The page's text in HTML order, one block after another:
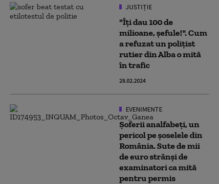
JUSTIȚIE
"Îți dau 100 de
milioane, șefule!". Cum
a refuzat un polițist
rutier din Alba o mită
în trafic
28.02.2024
EVENIMENTE
Șoferii analfabeți, un
pericol pe șoselele din
România. Sute de mii
de euro strânși de
examinatori ca mită
pentru permis